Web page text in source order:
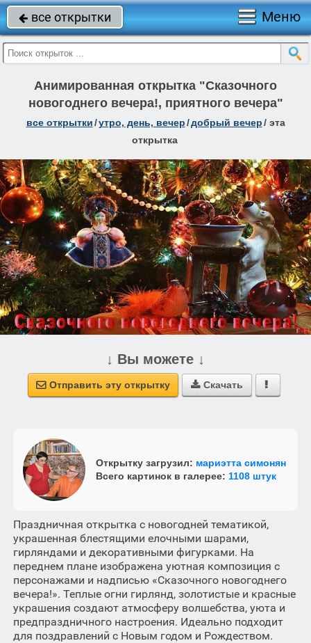
 все открытки Меню
Анимированная открытка "Сказочного
новогоднего вечера!, приятного вечера"
все открытки/утро, день, вечер/добрый вечер/ эта
открытка
↓ Вы можете ↓
 Отправить эту открытку  Скачать 
Открытку загрузил: мариэтта симонян
Всего картинок в галерее: 1108 штук
Праздничная открытка с новогодней тематикой,
украшенная блестящими елочными шарами,
гирляндами и декоративными фигурками. На
переднем плане изображена уютная композиция с
персонажами и надписью «Сказочного новогоднего
вечера!». Теплые огни гирлянд, золотистые и красные
украшения создают атмосферу волшебства, уюта и
предпраздничного настроения. Идеально подходит
для поздравлений с Новым годом и Рождеством.